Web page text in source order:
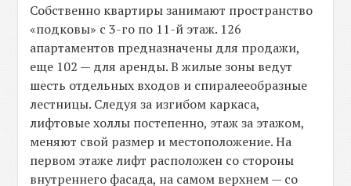
Собственно квартиры занимают пространство
«подковы» с 3-го по 11-й этаж. 126
апартаментов предназначены для продажи,
еще 102 — для аренды. В жилые зоны ведут
шесть отдельных входов и спиралееобразные
лестницы. Следуя за изгибом каркаса,
лифтовые холлы постепенно, этаж за этажом,
меняют свой размер и местоположение. На
первом этаже лифт расположен со стороны
внутреннего фасада, на самом верхнем — со